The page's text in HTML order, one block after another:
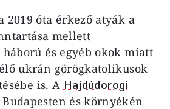
2019 óta érkező atyák a
mellett
és egyéb okok miatt
ukrán görögkatolikusok
is. A Hajdúdorogi
Budapesten és környékén